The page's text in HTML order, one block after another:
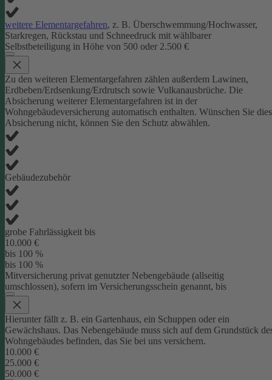
weitere Elementargefahren, z. B. Überschwemmung/Hochwasser,
Starkregen, Rückstau und Schneedruck mit wählbarer
Selbstbeteiligung in Höhe von 500 oder 2.500 €
Zu den weiteren Elementargefahren zählen außerdem Lawinen,
Erdbeben/Erdsenkung/Erdrutsch sowie Vulkanausbrüche. Die
Absicherung weiterer Elementargefahren ist in der
Wohngebäudeversicherung automatisch enthalten. Wünschen Sie
Absicherung nicht, können Sie den Schutz abwählen.
Gebäudezubehör
grobe Fahrlässigkeit bis
10.000 €
bis 100 %
bis 100 %
Mitversicherung privat genutzter Nebengebäude (allseitig
umschlossen), sofern im Versicherungsschein genannt, bis
Hierunter fällt z. B. ein Gartenhaus, ein Schuppen oder ein
Gewächshaus. Das Nebengebäude muss sich auf dem Grundstück
Wohngebäudes befinden, das Sie bei uns versichern.
10.000 €
25.000 €
50.000 €